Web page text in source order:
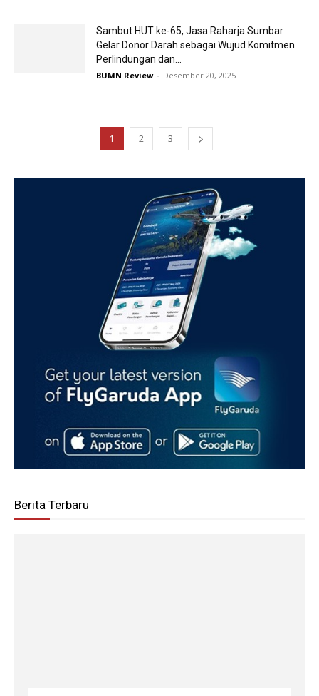
Sambut HUT ke-65, Jasa Raharja Sumbar
Gelar Donor Darah sebagai Wujud Komitmen
Perlindungan dan...
BUMN Review - Desember 20, 2025
1 2 3
Berita Terbaru